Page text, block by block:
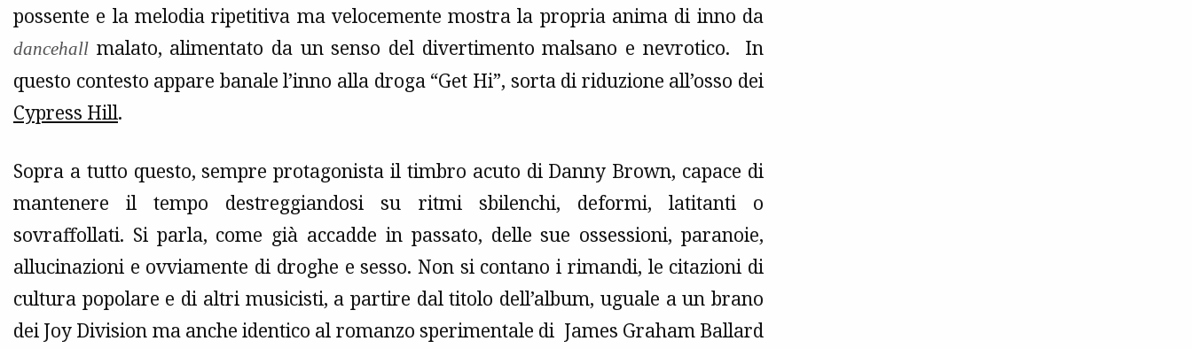
possente e la melodia ripetitiva ma velocemente mostra la propria anima di inno da
dancehall malato, alimentato da un senso del divertimento malsano e nevrotico. In
questo contesto appare banale l’inno alla droga “Get Hi”, sorta di riduzione all’osso dei
Cypress Hill.
Sopra a tutto questo, sempre protagonista il timbro acuto di Danny Brown, capace di
mantenere il tempo destreggiandosi su ritmi sbilenchi, deformi, latitanti o
sovraffollati. Si parla, come già accadde in passato, delle sue ossessioni, paranoie,
allucinazioni e ovviamente di droghe e sesso. Non si contano i rimandi, le citazioni di
cultura popolare e di altri musicisti, a partire dal titolo dell’album, uguale a un brano
dei Joy Division ma anche identico al romanzo sperimentale di James Graham Ballard